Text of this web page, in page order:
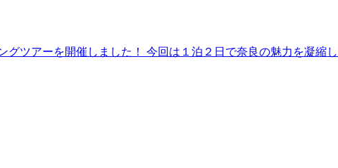
ツアーを開催しました！ 今回は１泊２日で奈良の魅力を凝縮